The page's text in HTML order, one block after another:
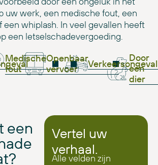
uw werk, een medische fout, een
een whiplash. In veel gevallen heeft
een letselschadevergoeding.
Medische
fout
Openbaar
vervoer
Verkeersongeval
Door
een
dier
een
Vertel uw
verhaal.
Alle velden zijn